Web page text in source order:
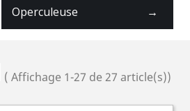
Operculeuse →
( Affichage 1-27 de 27 article(s))